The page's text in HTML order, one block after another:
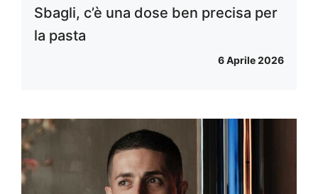
Sbagli, c’è una dose ben precisa per
la pasta
6 Aprile 2026